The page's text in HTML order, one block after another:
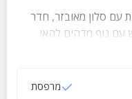
עם סלון מאובזר, חדר
עם נוף מדהים להאי
מרפסת